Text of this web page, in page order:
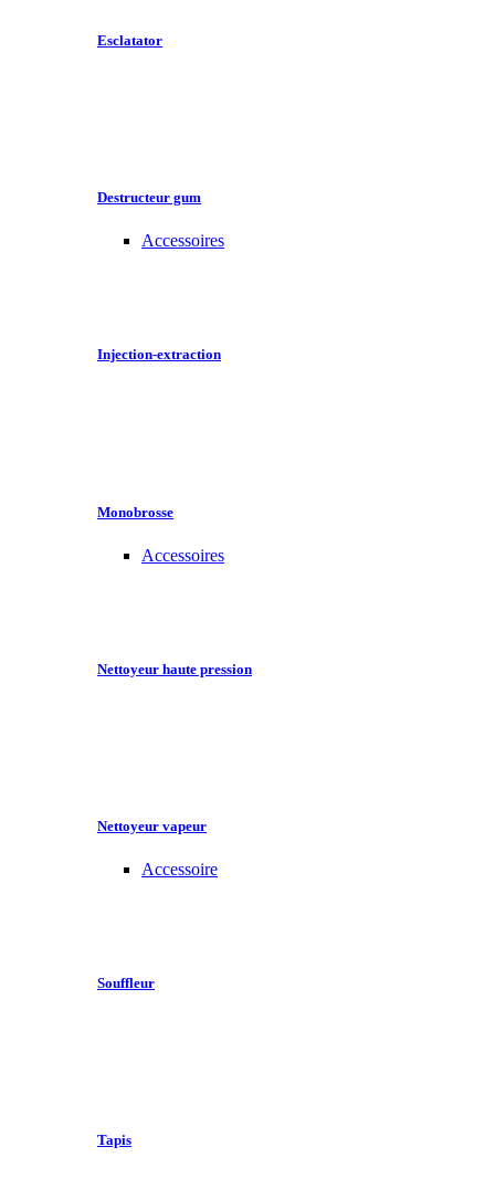
Esclatator
Destructeur gum
Accessoires
Injection-extraction
Monobrosse
Accessoires
Nettoyeur haute pression
Nettoyeur vapeur
Accessoire
Souffleur
Tapis